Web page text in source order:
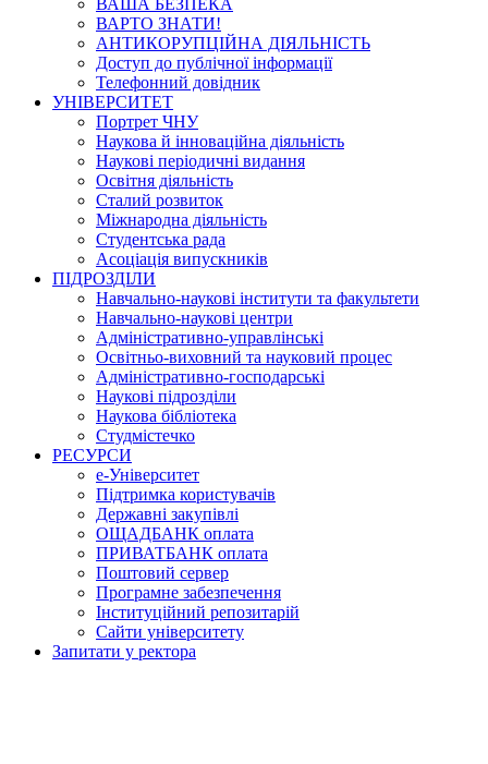
ВАРТО ЗНАТИ!
АНТИКОРУПЦІЙНА ДІЯЛЬНІСТЬ
Доступ до публічної інформації
Телефонний довідник
УНІВЕРСИТЕТ
Портрет ЧНУ
Наукова й інноваційна діяльність
Наукові періодичні видання
Освітня діяльність
Сталий розвиток
Міжнародна діяльність
Студентська рада
Асоціація випускників
ПІДРОЗДІЛИ
Навчально-наукові інститути та факультети
Навчально-наукові центри
Адміністративно-управлінські
Освітньо-виховний та науковий процес
Адміністративно-господарські
Наукові підрозділи
Наукова бібліотека
Студмістечко
РЕСУРСИ
е-Університет
Підтримка користувачів
Державні закупівлі
ОЩАДБАНК оплата
ПРИВАТБАНК оплата
Поштовий сервер
Програмне забезпечення
Інституційний репозитарій
Сайти університету
Запитати у ректора